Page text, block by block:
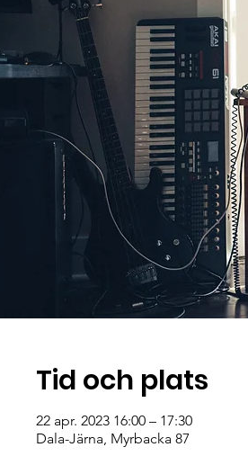
Tid och plats
22 apr. 2023 16:00 – 17:30
Dala-Järna, Myrbacka 87